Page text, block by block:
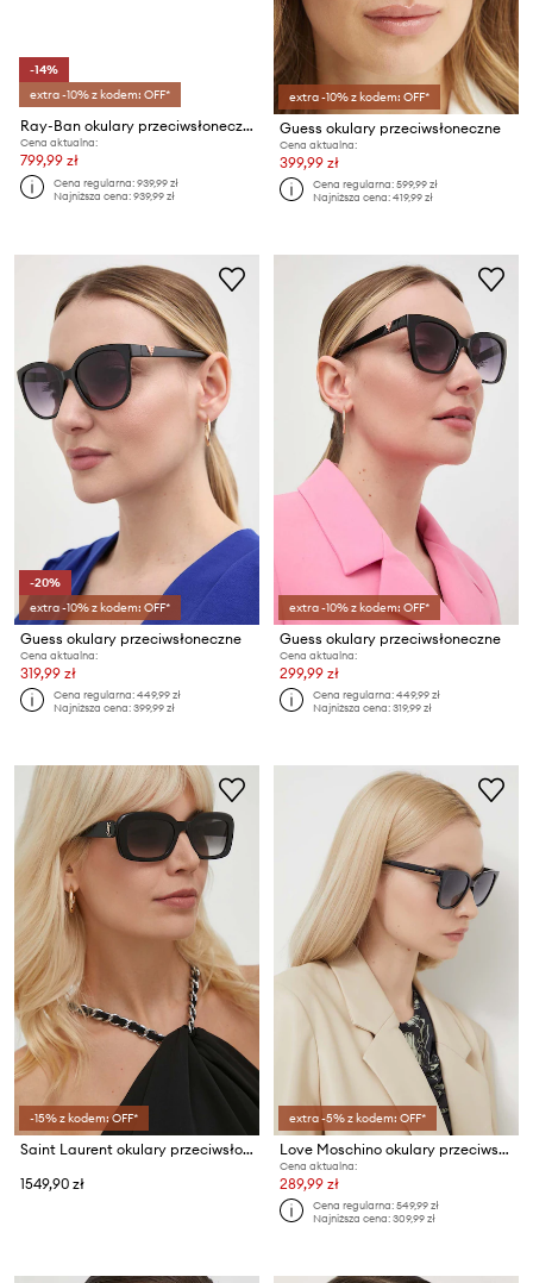
-14%
extra -10% z kodem: OFF*
Ray-Ban okulary przeciwsłoneczne
Cena aktualna:
799,99 zł
Cena regularna:939,99 zł
Najniższa cena:939,99 zł
extra -10% z kodem: OFF*
Guess okulary przeciwsłoneczne
Cena aktualna:
399,99 zł
Cena regularna:599,99 zł
Najniższa cena:419,99 zł
-20%
extra -10% z kodem: OFF*
Guess okulary przeciwsłoneczne
Cena aktualna:
319,99 zł
Cena regularna:449,99 zł
Najniższa cena:399,99 zł
extra -10% z kodem: OFF*
Guess okulary przeciwsłoneczne
Cena aktualna:
299,99 zł
Cena regularna:449,99 zł
Najniższa cena:319,99 zł
-15% z kodem: OFF*
Saint Laurent okulary przeciwsłoneczne
1549,90 zł
extra -5% z kodem: OFF*
Love Moschino okulary przeciwsłoneczne
Cena aktualna:
289,99 zł
Cena regularna:549,99 zł
Najniższa cena:309,99 zł